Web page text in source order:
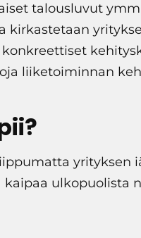
talousluvut
kirkastetaan
liiketoiminnan
yrityksen
ulkopuolista